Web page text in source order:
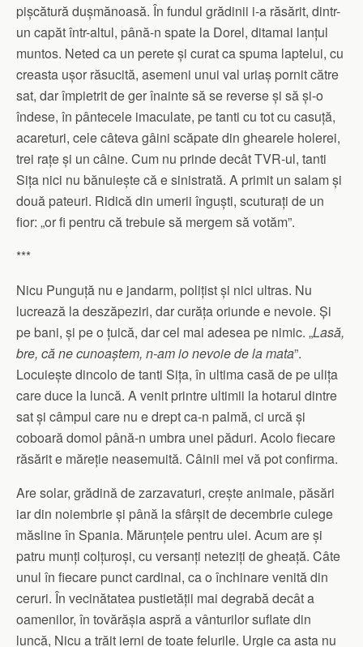
pișcătură dușmănoasă. În fundul grădinii i-a răsărit, dintr-
un capăt într-altul, până-n spate la Dorel, ditamai lanțul
muntos. Neted ca un perete și curat ca spuma laptelui, cu
creasta ușor răsucită, asemeni unui val uriaș pornit către
sat, dar împietrit de ger înainte să se reverse și să și-o
îndese, în pântecele imaculate, pe tanti cu tot cu casuță,
acareturi, cele câteva gâini scăpate din ghearele holerei,
trei rațe și un câine. Cum nu prinde decât TVR-ul, tanti
Sița nici nu bănuiește că e sinistrată. A primit un salam și
două pateuri. Ridică din umerii înguști, scuturați de un
fior: „or fi pentru că trebuie să mergem să votăm”.
***
Nicu Punguță nu e jandarm, polițist și nici ultras. Nu
lucrează la deszăpeziri, dar curăța oriunde e nevoie. Și
pe bani, și pe o țuică, dar cel mai adesea pe nimic. „Lasă,
bre, că ne cunoaștem, n-am io nevoie de la mata”.
Locuiește dincolo de tanti Sița, în ultima casă de pe ulița
care duce la luncă. A venit printre ultimii la hotarul dintre
sat și câmpul care nu e drept ca-n palmă, ci urcă și
coboară domol până-n umbra unei păduri. Acolo fiecare
răsărit e măreție neasemuită. Câinii mei vă pot confirma.
Are solar, grădină de zarzavaturi, crește animale, păsări
iar din noiembrie și până la sfârșit de decembrie culege
măsline în Spania. Mărunțele pentru ulei. Acum are și
patru munți colțuroși, cu versanți neteziți de gheață. Câte
unul în fiecare punct cardinal, ca o închinare venită din
ceruri. În vecinătatea pustietății mai degrabă decât a
oamenilor, în tovărășia aspră a vânturilor suflate din
luncă, Nicu a trăit ierni de toate felurile. Urgie ca asta nu